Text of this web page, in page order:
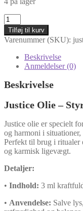
Justice
Olie
antal
Tilføj til kurv
Varenummer (SKU):
Beskrivelse
Anmeldelser (0)
Beskrivelse
Justice Olie –
Justice olie er specielt
og harmoni i
Perfekt til brug i ritualer
og karmisk ligevægt.
Detaljer:
• Indhold: 3 ml
• Anvendelse: Salve